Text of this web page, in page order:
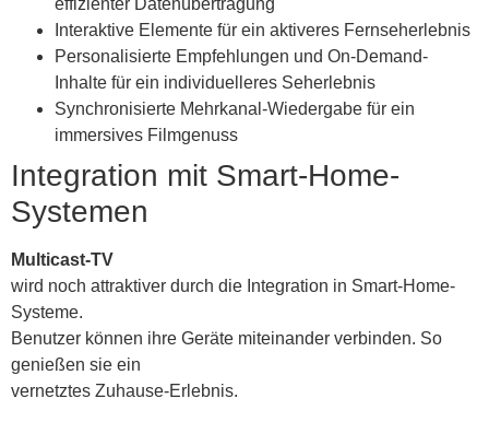
Interaktive Elemente für ein aktiveres Fernseherlebnis
Personalisierte Empfehlungen und On-Demand-
Inhalte für ein individuelleres Seherlebnis
Synchronisierte Mehrkanal-Wiedergabe für ein
immersives Filmgenuss
Integration mit Smart-Home-
Systemen
Multicast-TV
wird noch attraktiver durch die Integration in Smart-Home-
Systeme.
Benutzer können ihre Geräte miteinander verbinden. So
genießen sie ein
vernetztes Zuhause-Erlebnis.